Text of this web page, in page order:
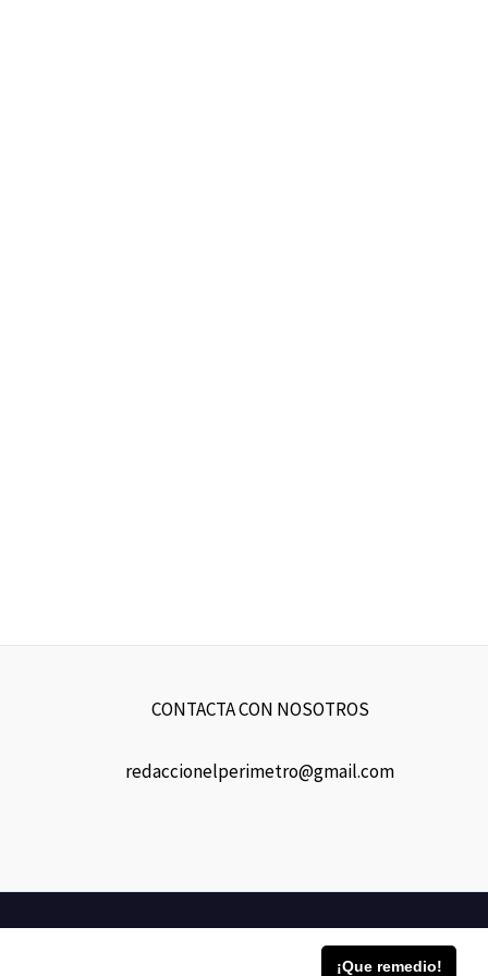
CONTACTA CON NOSOTROS
redaccionelperimetro@gmail.com
¡Que remedio!